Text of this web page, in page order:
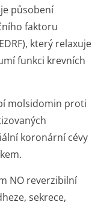
působení
faktoru
který relaxuje
funkci krevních
molsidomin proti
koronární cévy
NO reverzibilní
sekrece,